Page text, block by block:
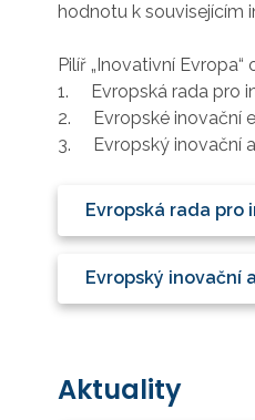
hodnotu k souvisejícím
Pilíř „Inovativní
1. Evropská rada pro
2. Evropské inovační
3. Evropský inovační
Evropská rada pro
Evropský inovační
Aktuality